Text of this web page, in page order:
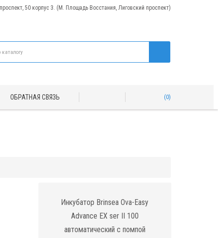
50 корпус 3. (М. Площадь Восстания, Лиговский проспект)
ОБРАТНАЯ СВЯЗЬ 0
Инкубатор Brinsea Ova-Easy
Advance EX ser II 100
автоматический с помпой